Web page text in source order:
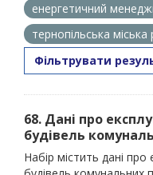
енергетичний
тернопільська міська
Фільтрувати
68. Дані про
будівель
Набір містить дані про